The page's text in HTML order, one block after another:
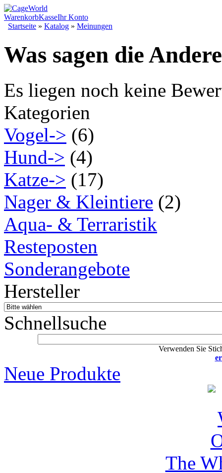
WarenkorbKasseIhr Konto
Startseite » Katalog » Meinungen
Was sagen die
Es liegen noch keine
Kategorien
Vogel-> (6)
Hund-> (4)
Katze-> (17)
Nager & Kleintiere (2)
Aqua- & Terraristik
Resteposten
Sonderangebote
Hersteller
Schnellsuche
Verwenden Sie
Neue Produkte
The